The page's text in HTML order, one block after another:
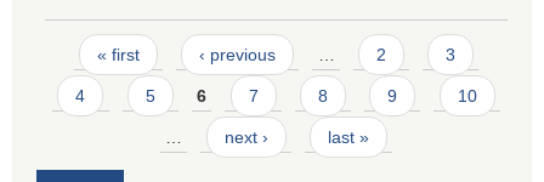
Pages
« first ‹ previous 2 3
4 5 6 7 8 9 10
next › last »